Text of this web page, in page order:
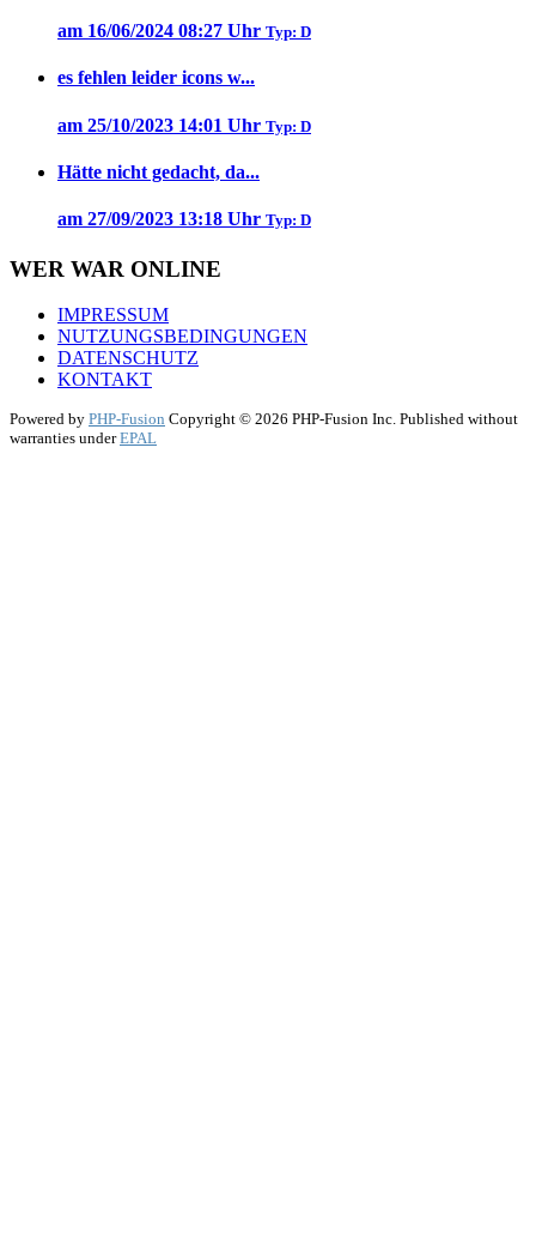
am 16/06/2024 08:27 Uhr Typ: D
es fehlen leider icons w...
am 25/10/2023 14:01 Uhr Typ: D
Hätte nicht gedacht, da...
am 27/09/2023 13:18 Uhr Typ: D
WER WAR ONLINE
IMPRESSUM
NUTZUNGSBEDINGUNGEN
DATENSCHUTZ
KONTAKT
Powered by PHP-Fusion Copyright © 2026 PHP-Fusion Inc. Published without
warranties underEPAL